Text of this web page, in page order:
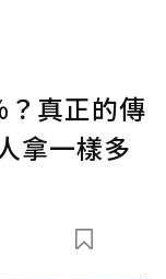
真正的傳
拿一樣多